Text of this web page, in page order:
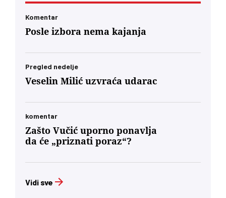
Komentar
Posle izbora nema kajanja
Pregled nedelje
Veselin Milić uzvraća udarac
komentar
Zašto Vučić uporno ponavlja
da će „priznati poraz“?
Vidi sve